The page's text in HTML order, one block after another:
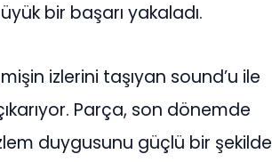
bir başarı yakaladı.
izlerini taşıyan sound’u ile
Parça, son dönemde
duygusunu güçlü bir şekilde